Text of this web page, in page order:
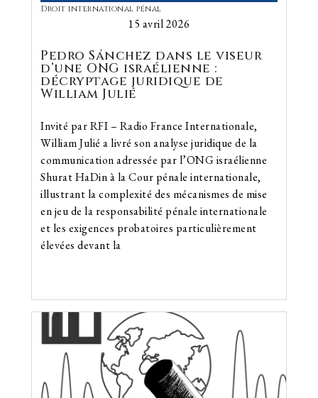
Droit international pénal
15 avril 2026
Pedro Sánchez dans le viseur
d’une ONG israélienne :
décryptage juridique de
William Julié
Invité par RFI – Radio France Internationale,
William Julié a livré son analyse juridique de la
communication adressée par l’ONG israélienne
Shurat HaDin à la Cour pénale internationale,
illustrant la complexité des mécanismes de mise
en jeu de la responsabilité pénale internationale
et les exigences probatoires particulièrement
élevées devant la